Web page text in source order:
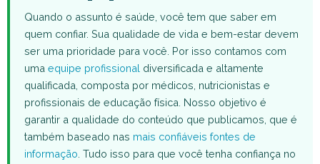
Quando o assunto é saúde, você tem que saber em
quem confiar. Sua qualidade de vida e bem-estar devem
ser uma prioridade para você. Por isso contamos com
uma equipe profissional diversificada e altamente
qualificada, composta por médicos, nutricionistas e
profissionais de educação física. Nosso objetivo é
garantir a qualidade do conteúdo que publicamos, que é
também baseado nas mais confiáveis fontes de
informação. Tudo isso para que você tenha confiança no